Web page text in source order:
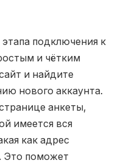
подключения к
и чётким
и найдите
нового аккаунта.
анкеты,
имеется вся
как адрес
Это поможет